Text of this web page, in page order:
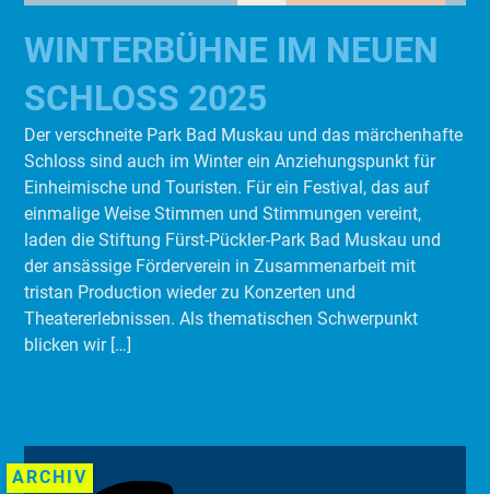
WINTERBÜHNE IM NEUEN
SCHLOSS 2025
Der verschneite Park Bad Muskau und das märchenhafte
Schloss sind auch im Winter ein Anziehungspunkt für
Einheimische und Touristen. Für ein Festival, das auf
einmalige Weise Stimmen und Stimmungen vereint,
laden die Stiftung Fürst-Pückler-Park Bad Muskau und
der ansässige Förderverein in Zusammenarbeit mit
tristan Production wieder zu Konzerten und
Theatererlebnissen. Als thematischen Schwerpunkt
blicken wir […]
ARCHIV